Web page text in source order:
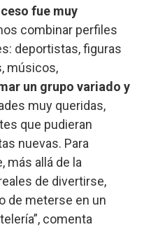
fue muy
combinar perfiles
deportistas, figuras
músicos,
un grupo variado y
muy queridas,
que pudieran
nuevas. Para
más allá de la
de divertirse,
de meterse en un
comenta